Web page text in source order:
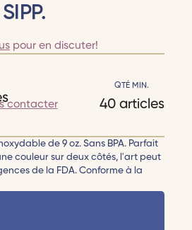
pour en discuter!
contacter
QTÉ MIN.
40 articles
de 9 oz. Sans BPA. Parfait
couleur sur deux côtés, l'art peut
de la FDA. Conforme à la